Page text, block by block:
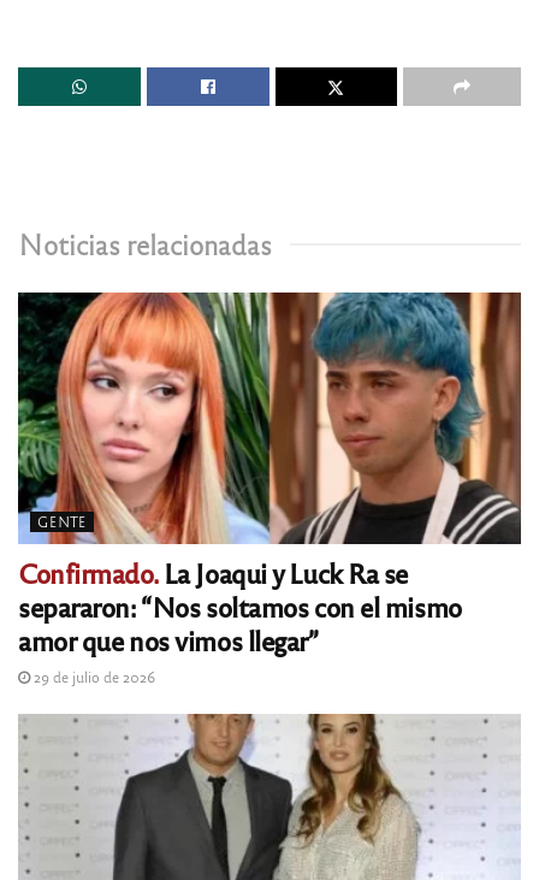
Noticias relacionadas
GENTE
Confirmado.La Joaqui y Luck Ra se
separaron: “Nos soltamos con el mismo
amor que nos vimos llegar”
29 de julio de 2026